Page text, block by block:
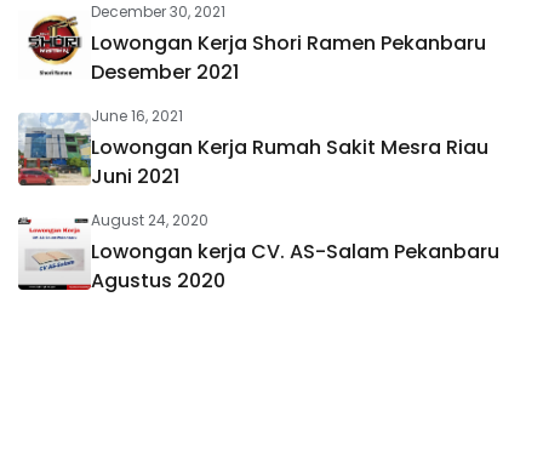
December 30, 2021
Lowongan Kerja Shori Ramen Pekanbaru
Desember 2021
June 16, 2021
Lowongan Kerja Rumah Sakit Mesra Riau
Juni 2021
August 24, 2020
Lowongan kerja CV. AS-Salam Pekanbaru
Agustus 2020